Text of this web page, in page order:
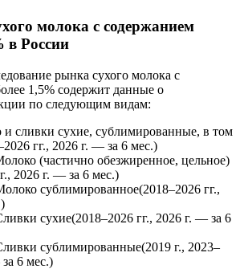
молока с содержанием
в России
рынка сухого молока с
1,5% содержит данные о
по следующим видам:
сливки сухие, сублимированные, в том
гг., 2026 г. — за 6 мес.)
(частично обезжиренное, цельное)
2026 г. — за 6 мес.)
сублимированное(2018–2026 гг.,
сухие(2018–2026 гг., 2026 г. — за 6
сублимированные(2019 г., 2023–
6 мес.)